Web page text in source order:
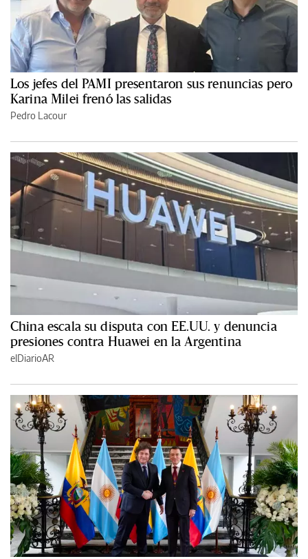
Los jefes del PAMI presentaron sus renuncias pero
Karina Milei frenó las salidas
Pedro Lacour
China escala su disputa con EE.UU. y denuncia
presiones contra Huawei en la Argentina
elDiarioAR